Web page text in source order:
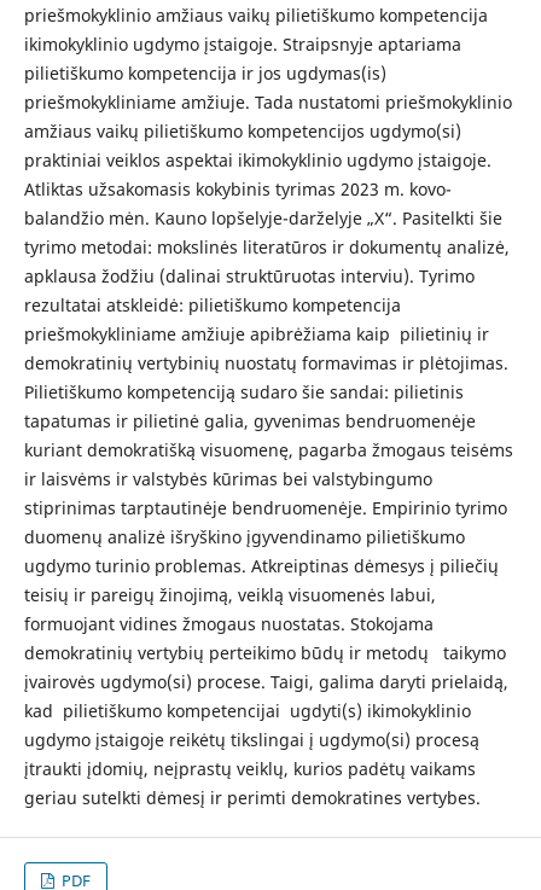
priešmokyklinio amžiaus vaikų pilietiškumo kompetencija
ikimokyklinio ugdymo įstaigoje. Straipsnyje aptariama
pilietiškumo kompetencija ir jos ugdymas(is)
priešmokykliniame amžiuje. Tada nustatomi priešmokyklinio
amžiaus vaikų pilietiškumo kompetencijos ugdymo(si)
praktiniai veiklos aspektai ikimokyklinio ugdymo įstaigoje.
Atliktas užsakomasis kokybinis tyrimas 2023 m. kovo-
balandžio mėn. Kauno lopšelyje-darželyje „X“. Pasitelkti šie
tyrimo metodai: mokslinės literatūros ir dokumentų analizė,
apklausa žodžiu (dalinai struktūruotas interviu). Tyrimo
rezultatai atskleidė: pilietiškumo kompetencija
priešmokykliniame amžiuje apibrėžiama kaip pilietinių ir
demokratinių vertybinių nuostatų formavimas ir plėtojimas.
Pilietiškumo kompetenciją sudaro šie sandai: pilietinis
tapatumas ir pilietinė galia, gyvenimas bendruomenėje
kuriant demokratišką visuomenę, pagarba žmogaus teisėms
ir laisvėms ir valstybės kūrimas bei valstybingumo
stiprinimas tarptautinėje bendruomenėje. Empirinio tyrimo
duomenų analizė išryškino įgyvendinamo pilietiškumo
ugdymo turinio problemas. Atkreiptinas dėmesys į piliečių
teisių ir pareigų žinojimą, veiklą visuomenės labui,
formuojant vidines žmogaus nuostatas. Stokojama
demokratinių vertybių perteikimo būdų ir metodų taikymo
įvairovės ugdymo(si) procese. Taigi, galima daryti prielaidą,
kad pilietiškumo kompetencijai ugdyti(s) ikimokyklinio
ugdymo įstaigoje reikėtų tikslingai į ugdymo(si) procesą
įtraukti įdomių, neįprastų veiklų, kurios padėtų vaikams
geriau sutelkti dėmesį ir perimti demokratines vertybes.
PDF